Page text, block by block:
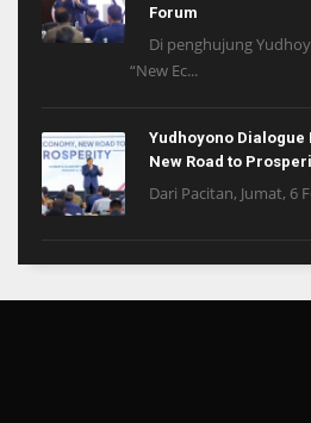
Forum
Di penghujung
“New Ec...
Yudhoyono Dialogue
New Road to
Dari Pacitan, Jumat, 6